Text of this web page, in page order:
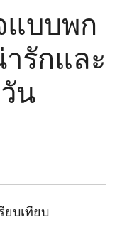
แบบพก
รักและ
น
ยบเทียบ